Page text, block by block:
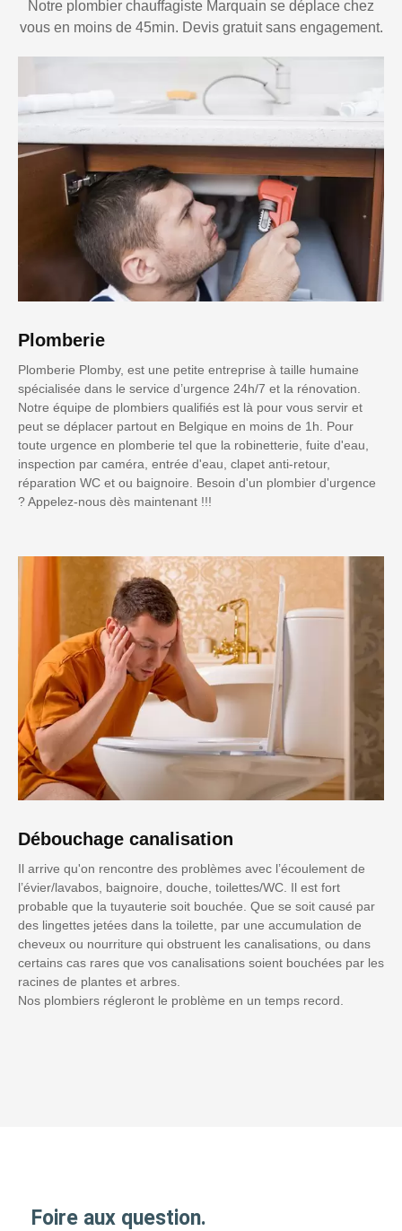
Notre plombier chauffagiste Marquain se déplace chez
vous en moins de 45min. Devis gratuit sans engagement.
Plomberie
Plomberie Plomby, est une petite entreprise à taille humaine
spécialisée dans le service d’urgence 24h/7 et la rénovation.
Notre équipe de plombiers qualifiés est là pour vous servir et
peut se déplacer partout en Belgique en moins de 1h. Pour
toute urgence en plomberie tel que la robinetterie, fuite d'eau,
inspection par caméra, entrée d'eau, clapet anti-retour,
réparation WC et ou baignoire. Besoin d'un plombier d'urgence
? Appelez-nous dès maintenant !!!
Débouchage canalisation
Il arrive qu'on rencontre des problèmes avec l’écoulement de
l’évier/lavabos, baignoire, douche, toilettes/WC. Il est fort
probable que la tuyauterie soit bouchée. Que se soit causé par
des lingettes jetées dans la toilette, par une accumulation de
cheveux ou nourriture qui obstruent les canalisations, ou dans
certains cas rares que vos canalisations soient bouchées par les
racines de plantes et arbres.
Nos plombiers régleront le problème en un temps record.
Foire aux question.